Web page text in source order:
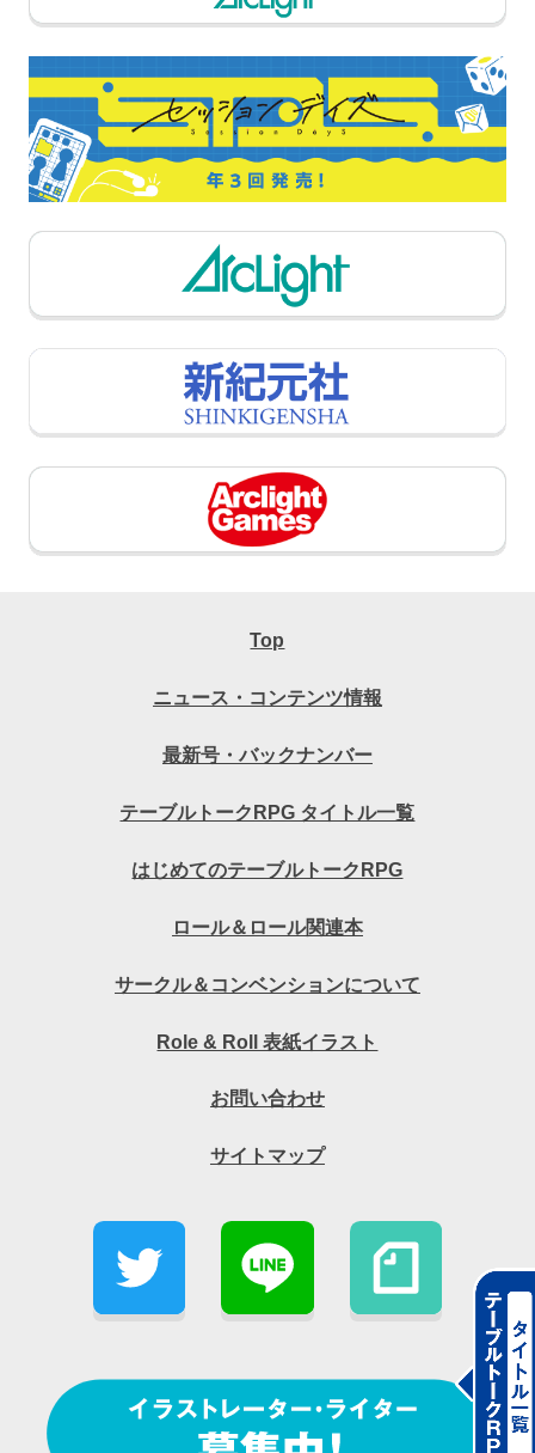
Top
ニュース・コンテンツ情報
最新号・バックナンバー
テーブルトークRPG タイトル一覧
はじめてのテーブルトークRPG
ロール＆ロール関連本
サークル＆コンベンションについて
Role & Roll 表紙イラスト
お問い合わせ
サイトマップ